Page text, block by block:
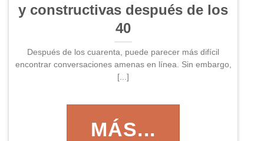
y constructivas después de los
40
Después de los cuarenta, puede parecer más difícil
encontrar conversaciones amenas en línea. Sin embargo,
[...]
MÁS...